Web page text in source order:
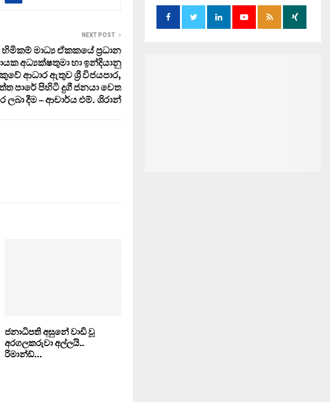
NEXT POST
මාධ්‍ය ඒකකයේ ප්‍රධාන
අධ්‍යක්ෂතුමා හා ඉන්දියානු
ආධාර ඇතුව ශ්‍රී විජයපාර,
පාරේ පිහිටි දුගී ජනයා වෙත
ලබා දීම – ආචාර්ය එම්. ශිරාන්
ජනාධිපති අසුනේ වාඩි වූ
අරගලකරුවා අල්ලයි..
රිමාන්ඩ්…